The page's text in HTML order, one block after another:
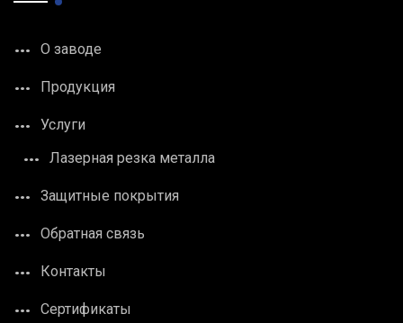
О заводе
Продукция
Услуги
Лазерная резка металла
Защитные покрытия
Обратная связь
Контакты
Сертификаты